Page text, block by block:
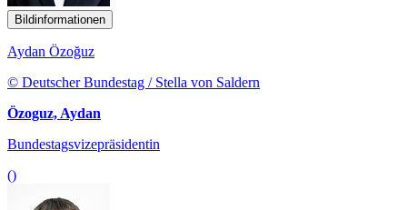
Bildinformationen
Aydan Özoğuz
© Deutscher Bundestag / Stella von Saldern
Özoguz, Aydan
Bundestagsvizepräsidentin
()